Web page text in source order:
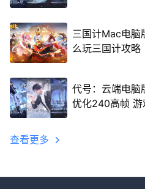
三国计Mac电脑
么玩三国计攻略
代号：云端电脑
优化240高帧 游
查看更多